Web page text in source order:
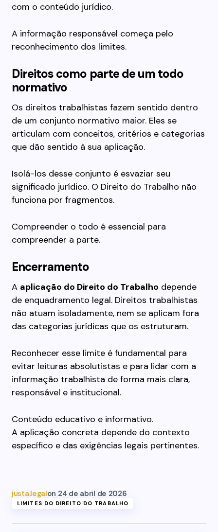
com o conteúdo jurídico.
A informação responsável começa pelo
reconhecimento dos limites.
Direitos como parte de um todo
normativo
Os direitos trabalhistas fazem sentido dentro
de um conjunto normativo maior. Eles se
articulam com conceitos, critérios e categorias
que dão sentido à sua aplicação.
Isolá-los desse conjunto é esvaziar seu
significado jurídico. O Direito do Trabalho não
funciona por fragmentos.
Compreender o todo é essencial para
compreender a parte.
Encerramento
A aplicação do Direito do Trabalho depende
de enquadramento legal. Direitos trabalhistas
não atuam isoladamente, nem se aplicam fora
das categorias jurídicas que os estruturam.
Reconhecer esse limite é fundamental para
evitar leituras absolutistas e para lidar com a
informação trabalhista de forma mais clara,
responsável e institucional.
Conteúdo educativo e informativo.
A aplicação concreta depende do contexto
específico e das exigências legais pertinentes.
justa.legalon 24 de abril de 2026
LIMITES DO DIREITO DO TRABALHO